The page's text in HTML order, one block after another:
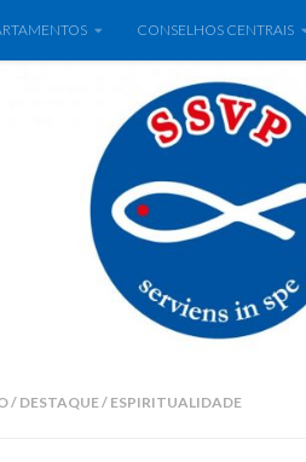
CONSELHOS CENTRAIS
/ DESTAQUE/ ESPIRITUALIDADE